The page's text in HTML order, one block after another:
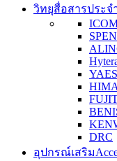
วิทยุสื่อสารประจ
DRC
อุปกรณ์เสริม